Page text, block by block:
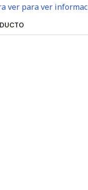
ver para ver